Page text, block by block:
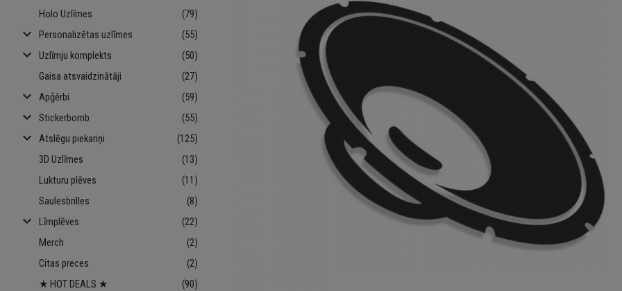
Holo Uzlīmes
(79)
keyboard_arrow_down Personalizētas uzlīmes (55)
keyboard_arrow_down Uzlīmju komplekts
(50)
Gaisa atsvaidzinātāji
(27)
keyboard_arrow_down Apģērbi (59)
keyboard_arrow_down Stickerbomb (55)
keyboard_arrow_down Atslēgu piekariņi
(125)
3D Uzlīmes
(13)
Lukturu plēves
(11)
Saulesbrilles
(8)
keyboard_arrow_down Līmplēves
(22)
Merch
(2)
Citas preces
(2)
★ HOT DEALS ★
(90)